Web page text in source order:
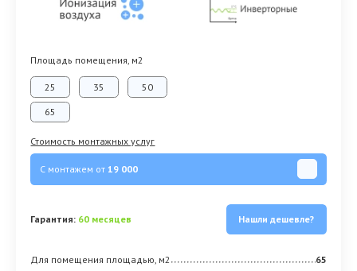
Площадь помещения, м2
25 35 50
65
Стоимость монтажных услуг
С монтажем от19 000
Гарантия: 60 месяцев Нашли дешевле?
Для помещения площадью, м2
65